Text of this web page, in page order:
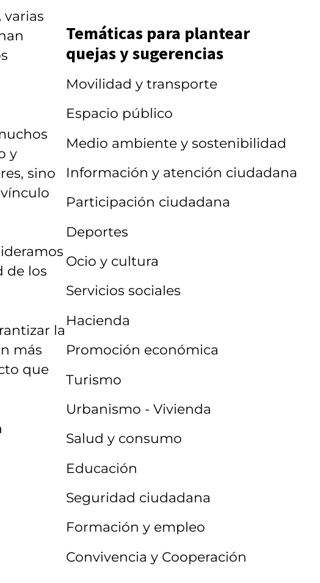
varias
y
sino
de los
la
más
que
Temáticas para plantear
quejas y sugerencias
Movilidad y transporte
Espacio público
Medio ambiente y sostenibilidad
Información y atención ciudadana
Participación ciudadana
Deportes
Ocio y cultura
Servicios sociales
Hacienda
Promoción económica
Turismo
Urbanismo - Vivienda
Salud y consumo
Educación
Seguridad ciudadana
Formación y empleo
Convivencia y Cooperación